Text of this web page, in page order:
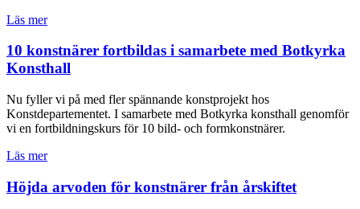
Läs mer
10 konstnärer fortbildas i samarbete med Botkyrka
Konsthall
Nu fyller vi på med fler spännande konstprojekt hos
Konstdepartementet. I samarbete med Botkyrka konsthall genomför
vi en fortbildningskurs för 10 bild- och formkonstnärer.
Läs mer
Höjda arvoden för konstnärer från årskiftet